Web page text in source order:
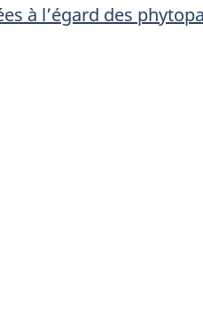
à l’égard des